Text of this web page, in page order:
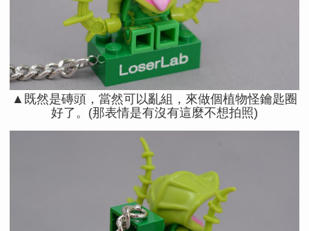
▲既然是磚頭，當然可以亂組，來做個植物怪鑰匙圈
好了。(那表情是有沒有這麼不想拍照)